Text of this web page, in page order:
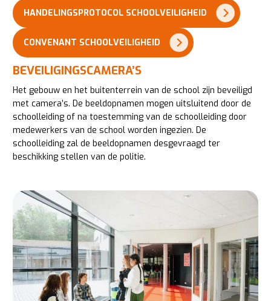
HANDELINGSPROTOCOL SCHOOLVEILIGHEID
CONVENANT SCHOOLVEILIGHEID
BEVEILIGINGSCAMERA’S
Het gebouw en het buitenterrein van de school zijn beveiligd
met camera’s. De beeldopnamen mogen uitsluitend door de
schoolleiding of na toestemming van de schoolleiding door
medewerkers van de school worden ingezien. De
schoolleiding zal de beeldopnamen desgevraagd ter
beschikking stellen van de politie.